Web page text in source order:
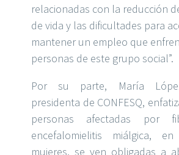
relacionadas con la reducción
de vida y las dificultades para
mantener un empleo que
personas de este grupo social”.
Por su parte, María
presidenta de CONFESQ,
personas afectadas por
encefalomielitis miálgica, en
mujeres, se ven obligadas a